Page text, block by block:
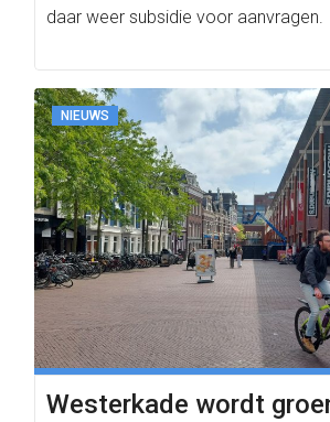
daar weer subsidie voor aanvragen.
NIEUWS
Westerkade wordt